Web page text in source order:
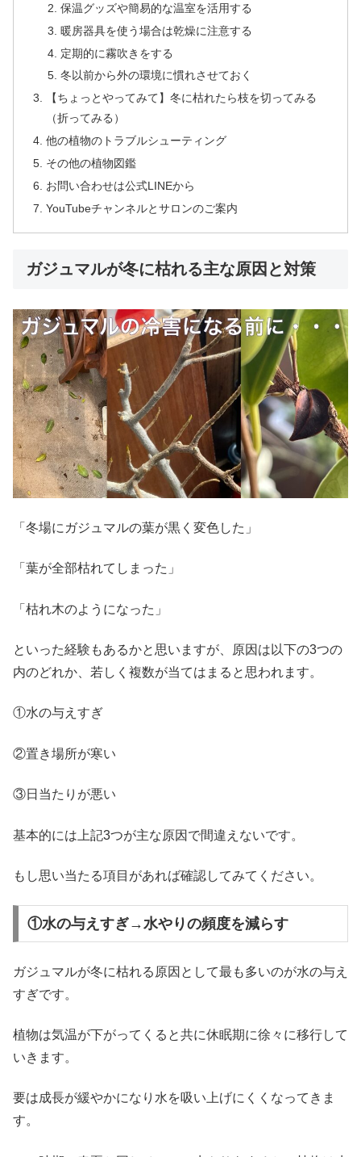
保温グッズや簡易的な温室を活用する
暖房器具を使う場合は乾燥に注意する
定期的に霧吹きをする
冬以前から外の環境に慣れさせておく
【ちょっとやってみて】冬に枯れたら枝を切ってみる
（折ってみる）
他の植物のトラブルシューティング
その他の植物図鑑
お問い合わせは公式LINEから
YouTubeチャンネルとサロンのご案内
ガジュマルが冬に枯れる主な原因と対策
「冬場にガジュマルの葉が黒く変色した」
「葉が全部枯れてしまった」
「枯れ木のようになった」
といった経験もあるかと思いますが、原因は以下の3つの
内のどれか、若しく複数が当てはまると思われます。
①水の与えすぎ
②置き場所が寒い
③日当たりが悪い
基本的には上記3つが主な原因で間違えないです。
もし思い当たる項目があれば確認してみてください。
①水の与えすぎ→水やりの頻度を減らす
ガジュマルが冬に枯れる原因として最も多いのが水の与え
すぎです。
植物は気温が下がってくると共に休眠期に徐々に移行して
いきます。
要は成長が緩やかになり水を吸い上げにくくなってきま
す。